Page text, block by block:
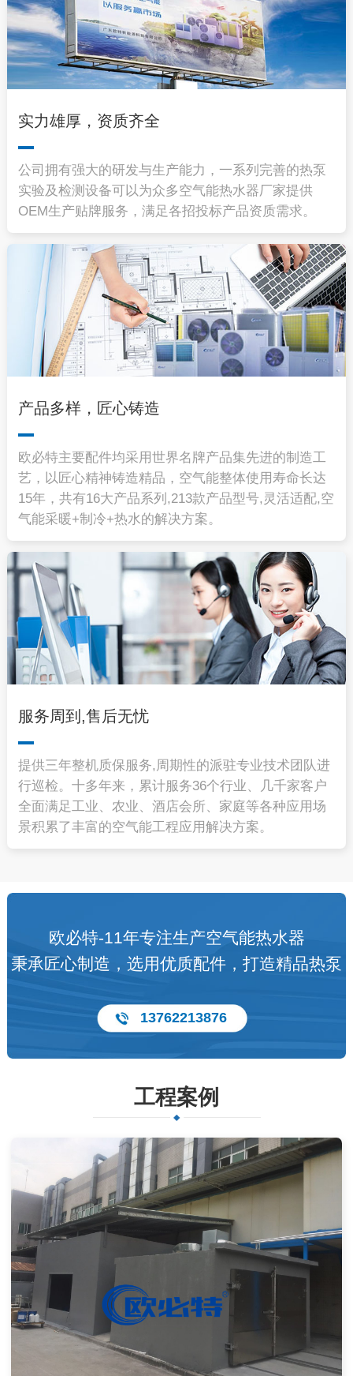
实力雄厚，资质齐全
公司拥有强大的研发与生产能力，一系列完善的热泵
实验及检测设备可以为众多空气能热水器厂家提供
OEM生产贴牌服务，满足各招投标产品资质需求。
产品多样，匠心铸造
欧必特主要配件均采用世界名牌产品集先进的制造工
艺，以匠心精神铸造精品，空气能整体使用寿命长达
15年，共有16大产品系列,213款产品型号,灵活适配,空
气能采暖+制冷+热水的解决方案。
服务周到,售后无忧
提供三年整机质保服务,周期性的派驻专业技术团队进
行巡检。十多年来，累计服务36个行业、几千家客户
全面满足工业、农业、酒店会所、家庭等各种应用场
景积累了丰富的空气能工程应用解决方案。
欧必特-11年专注生产空气能热水器
秉承匠心制造，选用优质配件，打造精品热泵
13762213876
工程案例